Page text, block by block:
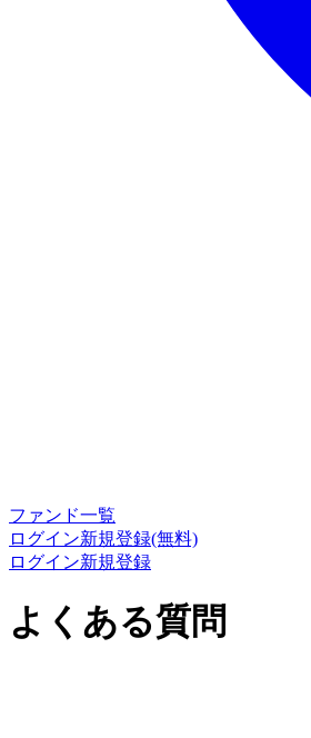
ファンド一覧
ログイン新規登録(無料)
ログイン新規登録
よくある質問